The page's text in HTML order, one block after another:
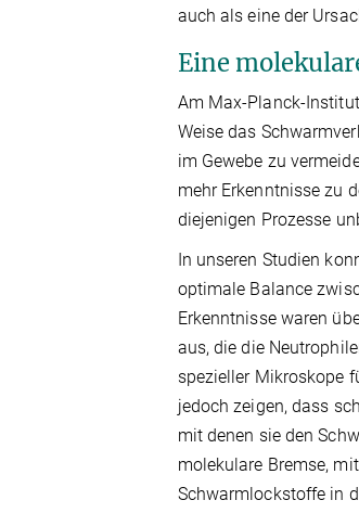
auch als eine der
Eine
Am Max-Planck-
Weise das
im Gewebe zu
mehr Erkenntnisse zu
diejenigen Prozesse
In unseren Studien
optimale Balance
Erkenntnisse waren
aus, die die
spezieller Mikroskope
jedoch zeigen, dass
mit denen sie den
molekulare Bremse,
Schwarmlockstoffe in